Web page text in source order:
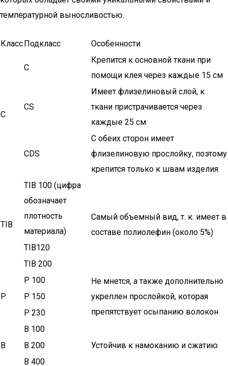
температурной выносливостью.
КлассПодкласс Особенности
C
C
Крепится к основной ткани при
помощи клея через каждые 15 см
CS
Имеет флизелиновый слой, к
ткани пристрачивается через
каждые 25 см
CDS
С обеих сторон имеет
флизелиновую прослойку, поэтому
крепится только к швам изделия
TIB
TIB 100 (цифра
обозначает
плотность
материала)
Самый объемный вид, т. к. имеет в
составе полиолефин (около 5%)
TIB120
TIB 200
P
P 100
Не мнется, а также дополнительно
укреплен прослойкой, которая
препятствует осыпанию волокон
P 150
P 230
B
B 100
Устойчив к намоканию и сжатию
B 200
B 400